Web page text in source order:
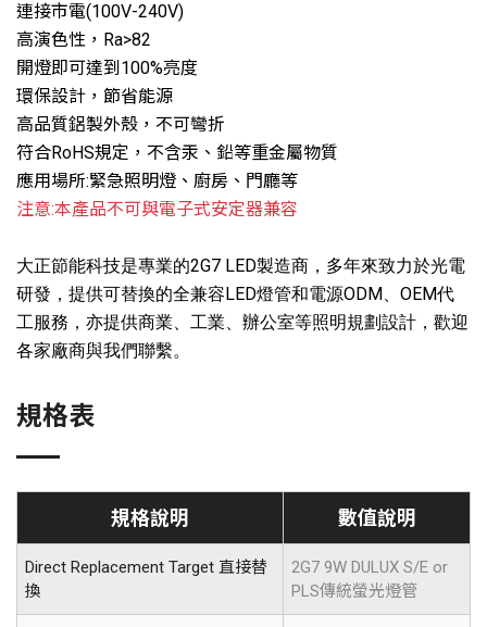
連接市電(100V-240V)
高演色性，Ra>82
開燈即可達到100%亮度
環保設計，節省能源
高品質鋁製外殼，不可彎折
符合RoHS規定，不含汞、鉛等重金屬物質
應用場所:緊急照明燈、廚房、門廳等
注意:本產品不可與電子式安定器兼容
大正節能科技是專業的2G7 LED製造商，多年來致力於光電
研發，提供可替換的全兼容LED燈管和電源ODM、OEM代
工服務，亦提供商業、工業、辦公室等照明規劃設計，歡迎
各家廠商與我們聯繫。
規格表
規格說明 數值說明
Direct Replacement Target 直接替
換
2G7 9W DULUX S/E or
PLS傳統螢光燈管